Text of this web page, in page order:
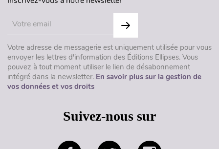
Votre adresse de messagerie est uniquement utilisée pour vous
envoyer les lettres d'information des Éditions Ellipses. Vous
pouvez à tout moment utiliser le lien de désabonnement
intégré dans la newsletter. En savoir plus sur la gestion de
vos données et vos droits
Suivez-nous sur